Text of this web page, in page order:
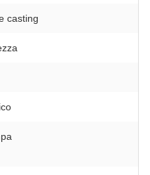
casting